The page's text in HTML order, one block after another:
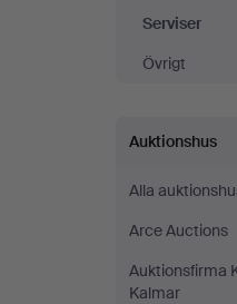
Serviser
Övrigt
Auktionshus
Alla
Arce Auctions
Auktionsfirma
Kalmar